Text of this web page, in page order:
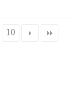
10